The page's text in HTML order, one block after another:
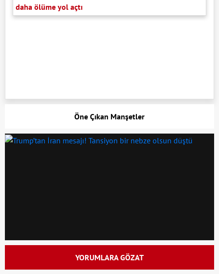
daha ölüme yol açtı
Öne Çıkan Manşetler
YORUMLARA GÖZAT